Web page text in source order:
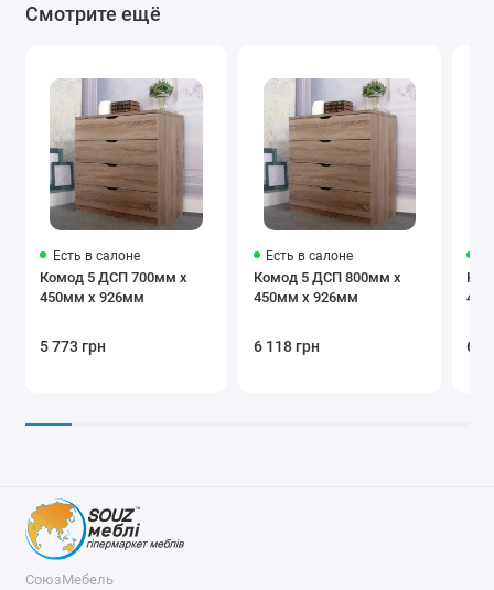
Смотрите ещё
Есть в салоне
Комод 5 ДСП 700мм x
450мм x 926мм
5 773 грн
Есть в салоне
Комод 5 ДСП 800мм x
450мм x 926мм
6 118 грн 6
СоюзМебель